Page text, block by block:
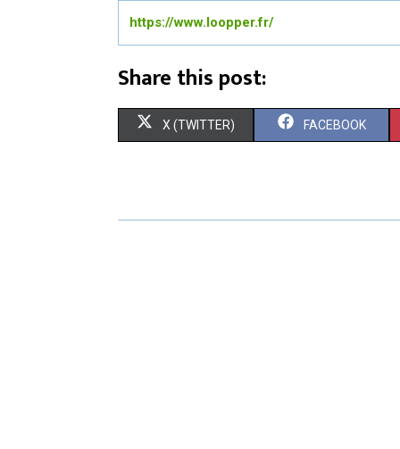
https://www.loopper.fr/
Share this post:
S
R
X (TWITTER) S
R
FACEBOOK